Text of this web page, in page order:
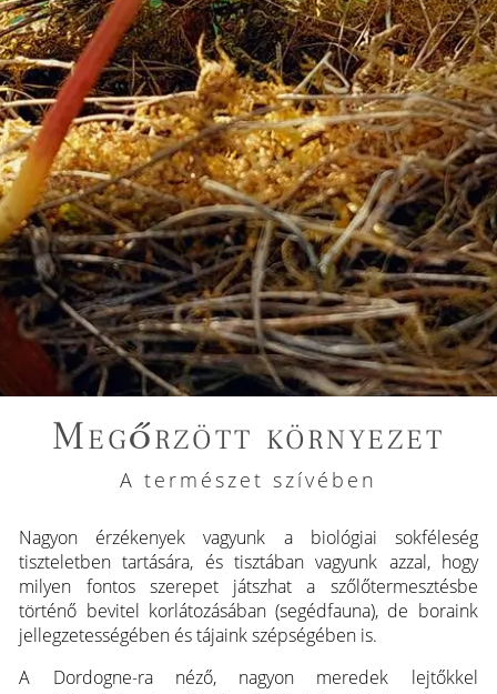
Megőrzött környezet
A természet szívében
Nagyon érzékenyek vagyunk a biológiai sokféleség
tiszteletben tartására, és tisztában vagyunk azzal, hogy
milyen fontos szerepet játszhat a szőlőtermesztésbe
történő bevitel korlátozásában (segédfauna), de boraink
jellegzetességében és tájaink szépségében is.
A Dordogne-ra néző, nagyon meredek lejtőkkel